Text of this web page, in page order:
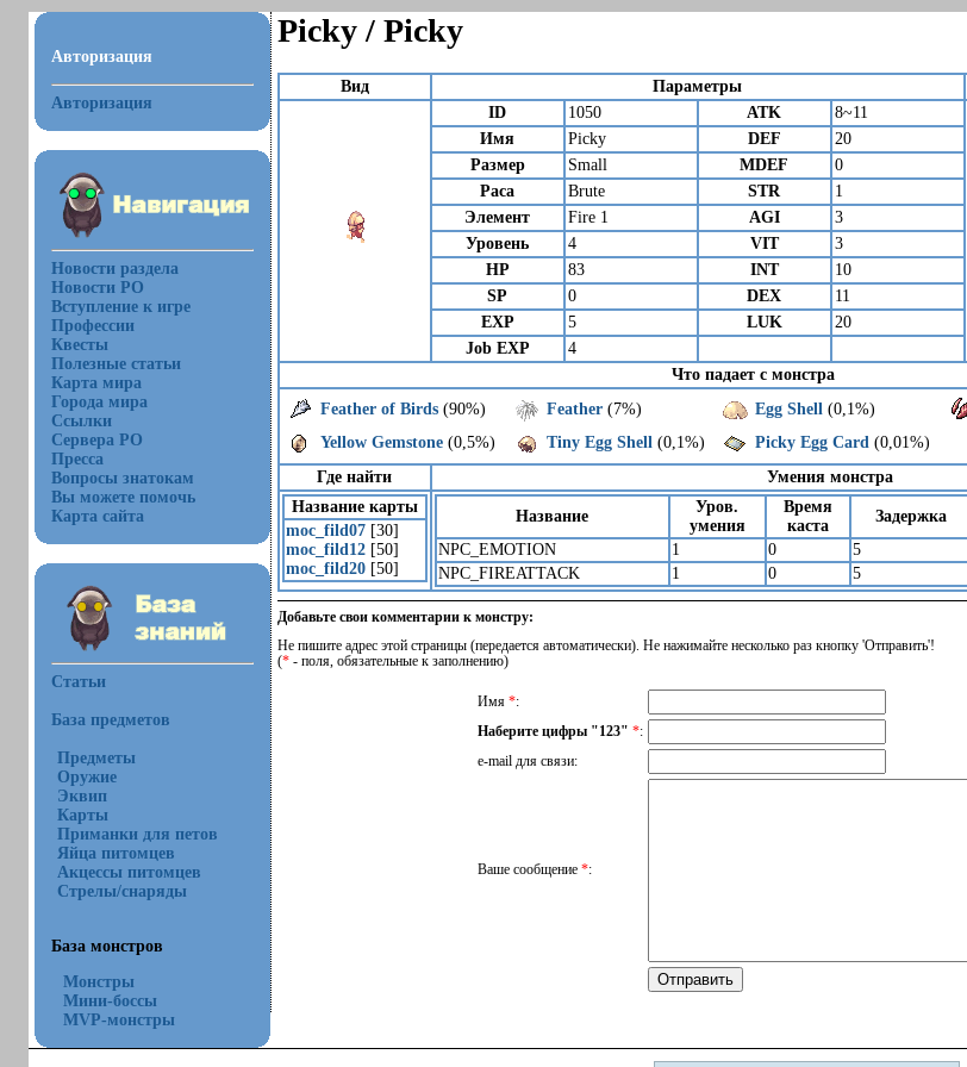
Авторизация
Авторизация
Новости раздела
Новости РО
Вступление к игре
Профессии
Квесты
Полезные статьи
Карта мира
Города мира
Ссылки
Сервера РО
Пресса
Вопросы знатокам
Вы можете помочь
Карта сайта
Статьи
База предметов
Предметы
Оружие
Эквип
Карты
Приманки для петов
Яйца питомцев
Акцессы питомцев
Стрелы/снаряды
База монстров
Монстры
Мини-боссы
MVP-монстры
Picky / Picky
Вид Параметры
ID
1050 ATK 8~11
Имя Picky DEF
20
Размер
Small MDEF
0
Раса
Brute STR
1
Элемент
Fire 1 AGI
3
Уровень
4 VIT
3
HP
83 INT
10
SP
0 DEX
11
EXP
5 LUK
20
Job EXP
4
Что падает с монстра
Feather of Birds(90%) Feather(7%) Egg Shell (0,1%)
Yellow Gemstone(0,5%) Tiny Egg Shell (0,1%) Picky Egg Card (0,01%)
Где найти
Умения монстра
Название карты
moc_fild07[30]
moc_fild12[50]
moc_fild20[50]
Название
Уров.
умения
Время
каста
Задержка
NPC_EMOTION
1 0 5
NPC_FIREATTACK
1 0 5
Добавьте свои комментарии к монстру:
Не пишите адрес этой страницы (передается автоматически). Не нажимайте несколько раз кнопку 'Отправить'!
(*- поля, обязательные к заполнению)
Имя *:
Наберите цифры "123" *:
e-mail для связи:
Ваше сообщение *: